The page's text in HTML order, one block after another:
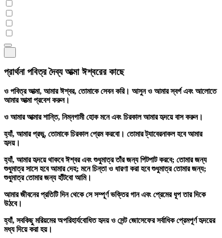
প্রার্থনা পবিত্র দৈব্য আত্মা ঈশ্বরের কাছে
ও পবিত্র আত্মা, আমার ঈশ্বর, তোমাকে সেবন করি। আসুন ও আমার স্বর্গ এবং আলোতে
আমার আত্মা প্রবেশ করুন।
ও আমার আত্মার শান্তি, নিম্নগামী হোক মনে এবং চিরকাল আমার হৃদয়ে বাস করুন।
হ্যাঁ, আমার প্রভু, তোমাকে চিরকাল প্রেম করবো। তোমার ট্যাবেরনাকল হবে আমার
হৃদয়।
হ্যাঁ, আমার হৃদয়ে থাকবে ঈশ্বর এবং শুধুমাত্র তাঁর জন্য পিটপাট করবে; তোমার জন্য
শুধুমাত্র সাসে হবে আমার দেহ; মনে চিন্তা ও ধারণা করা হবে শুধুমাত্র তোমার জন্য;
শুধুমাত্র তোমার জন্য হাঁটবো আমি।
আমার জীবনের প্রতিটি দিন থেকে সে সম্পূর্ণ ভক্তির গান এবং প্রেমের ধূপ তার দিকে
উঠবে।
হ্যাঁ, সবকিছু মরিয়মের অপরিহার্যবোধিত হৃদয় ও সেন্ট জোসেফের সর্বাধিক প্রেমপূর্ণ হৃদয়ের
মধ্য দিয়ে করা হয়।